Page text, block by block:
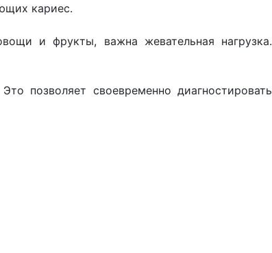
кариес.
и фрукты, важна жевательная нагрузка.
позволяет своевременно диагностировать